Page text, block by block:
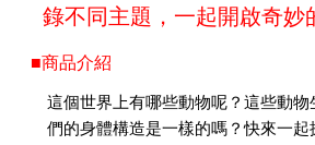
錄不同主題，一起開啟奇妙
■商品介紹
這個世界上有哪些動物呢？這些動物
們的身體構造是一樣的嗎？快來一起